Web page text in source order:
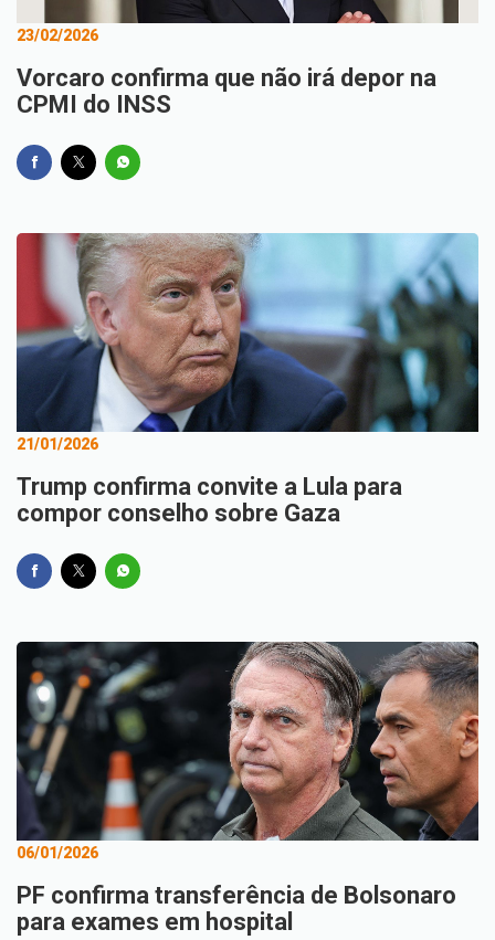
23/02/2026
Vorcaro confirma que não irá depor na
CPMI do INSS
21/01/2026
Trump confirma convite a Lula para
compor conselho sobre Gaza
06/01/2026
PF confirma transferência de Bolsonaro
para exames em hospital